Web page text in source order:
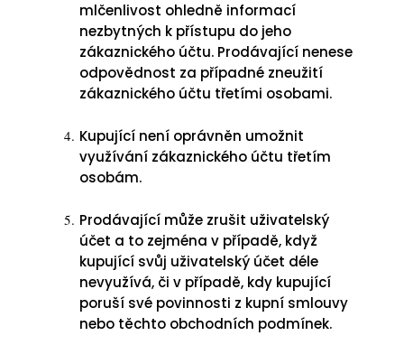
mlčenlivost ohledně informací
nezbytných k přístupu do jeho
zákaznického účtu. Prodávající nenese
odpovědnost za případné zneužití
zákaznického účtu třetími osobami.
Kupující není oprávněn umožnit
využívání zákaznického účtu třetím
osobám.
Prodávající může zrušit uživatelský
účet a to zejména v případě, když
kupující svůj uživatelský účet déle
nevyužívá, či v případě, kdy kupující
poruší své povinnosti z kupní smlouvy
nebo těchto obchodních podmínek.